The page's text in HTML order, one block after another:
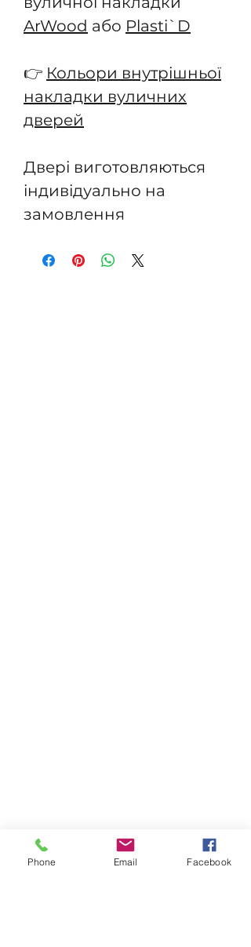
ArWood або Plasti`D
👉 Кольори внутрішньої
накладки вуличних
дверей
Двері виготовляються
індивідуально на
замовлення
Phone Email Facebook